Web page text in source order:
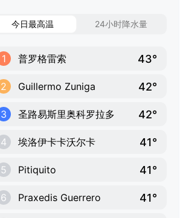
今日最高温 24小时降水量
1 普罗格雷索 43°
2 Guillermo Zuniga 42°
3 圣路易斯里奥科罗拉多 42°
4 埃洛伊卡卡沃尔卡 41°
5 Pitiquito 41°
6 Praxedis Guerrero 41°